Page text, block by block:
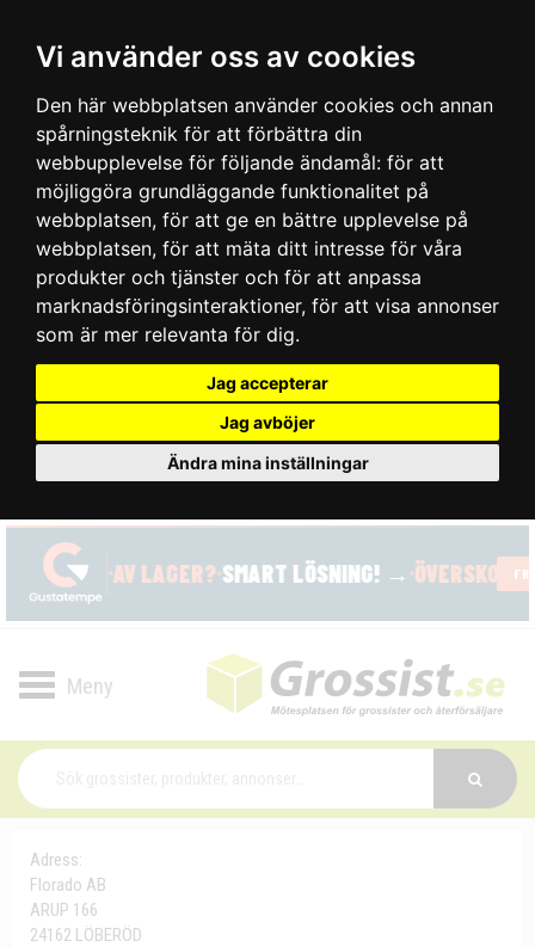
Vi använder oss av cookies
Den här webbplatsen använder cookies och annan
spårningsteknik för att förbättra din
webbupplevelse för följande ändamål: för att
möjliggöra grundläggande funktionalitet på
webbplatsen, för att ge en bättre upplevelse på
webbplatsen, för att mäta ditt intresse för våra
produkter och tjänster och för att anpassa
marknadsföringsinteraktioner, för att visa annonser
som är mer relevanta för dig.
Jag accepterar
Jag avböjer
Ändra mina inställningar
Toggle
Adress:
Florado AB
ARUP 166
24162 LÖBERÖD